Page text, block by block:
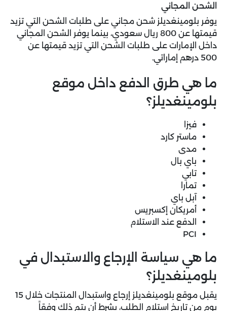
الشحن المجاني
يوفر بلومينغديلز شحن مجاني على طلبات الشحن التي تزيد
قيمتها عن 800 ريال سعودي، بينما يوفر الشحن المجاني
داخل الإمارات على طلبات الشحن التي تزيد قيمتها عن
500 درهم إماراتي.
ما هي طرق الدفع داخل موقع
بلومينغديلز؟
فيزا
ماستر كارد
مدى
باي بال
تابي
تمارا
آبل باي
أمريكان إكسبريس
الدفع عند الاستلام
PCI
ما هي سياسة الإرجاع والاستبدال في
بلومينغديلز؟
يقبل موقع بلومينغديلز إرجاع واستبدال المنتجات خلال 15
يوم من تاريخ استلام الطلب، بشرط أن يتم ذلك وفقاً